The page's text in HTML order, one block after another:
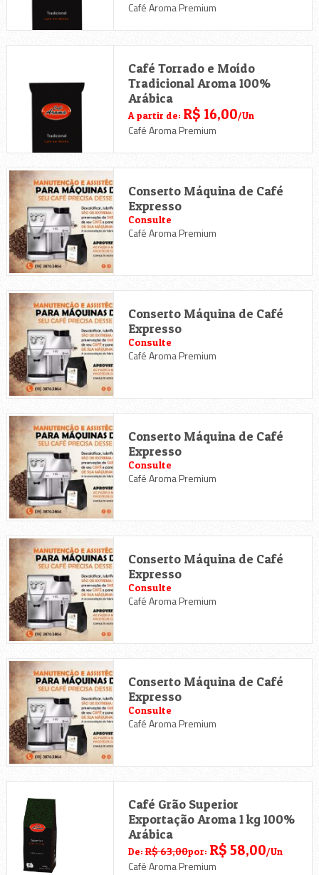
Café Aroma Premium
Café Torrado e Moído
Tradicional Aroma 100%
Arábica
A partir de: R$ 16,00/Un
Café Aroma Premium
Conserto Máquina de Café
Expresso
Consulte
Café Aroma Premium
Conserto Máquina de Café
Expresso
Consulte
Café Aroma Premium
Conserto Máquina de Café
Expresso
Consulte
Café Aroma Premium
Conserto Máquina de Café
Expresso
Consulte
Café Aroma Premium
Conserto Máquina de Café
Expresso
Consulte
Café Aroma Premium
Café Grão Superior
Exportação Aroma 1 kg 100%
Arábica
De: R$ 63,00por: R$ 58,00/Un
Café Aroma Premium